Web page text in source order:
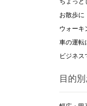
お散歩に
ウォーキ
車の運転
ビジネス
目的